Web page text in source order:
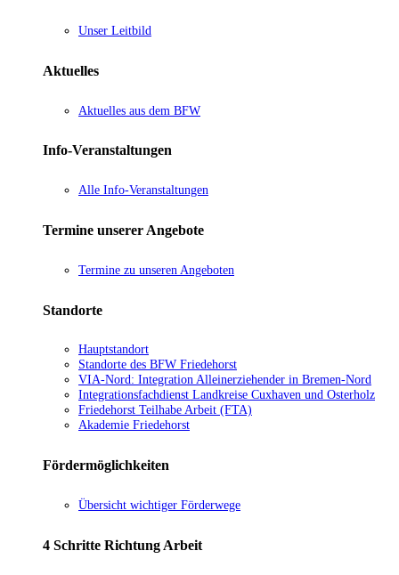
Unser Leitbild
Aktuelles
Aktuelles aus dem BFW
Info-Veranstaltungen
Alle Info-Veranstaltungen
Termine unserer Angebote
Termine zu unseren Angeboten
Standorte
Hauptstandort
Standorte des BFW Friedehorst
VIA-Nord: Integration Alleinerziehender in Bremen-Nord
Integrationsfachdienst Landkreise Cuxhaven und Osterholz
Friedehorst Teilhabe Arbeit (FTA)
Akademie Friedehorst
Fördermöglichkeiten
Übersicht wichtiger Förderwege
4 Schritte Richtung Arbeit